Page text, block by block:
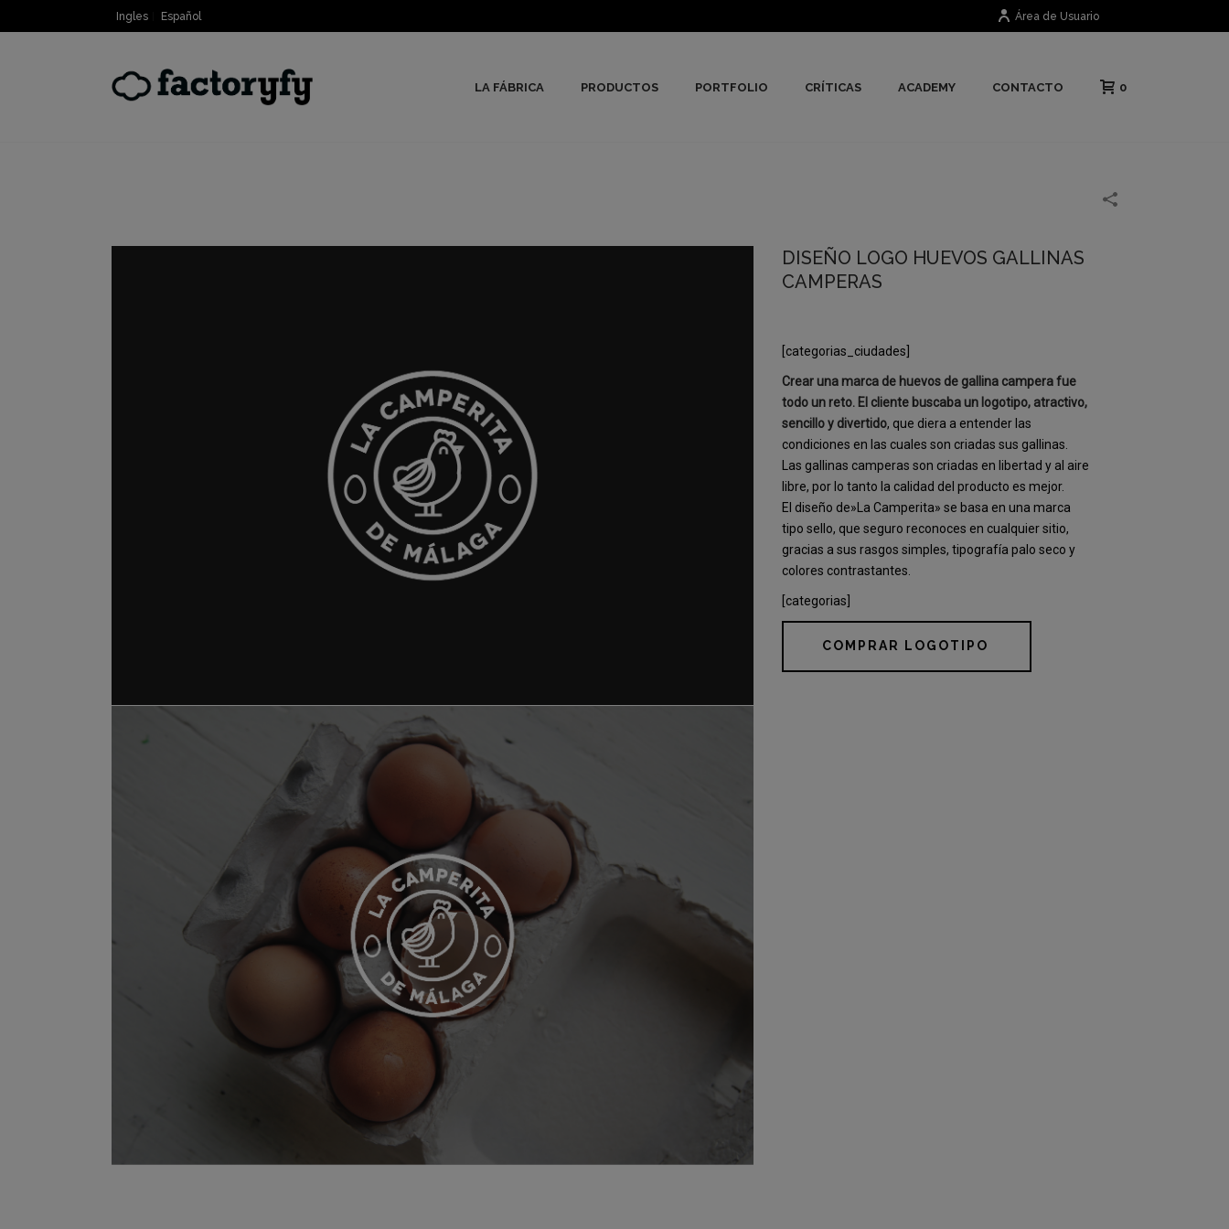
Ingles Español Área de Usuario
LA FÁBRICA PRODUCTOS PORTFOLIO CRÍTICAS ACADEMY CONTACTO 0
DISEÑO LOGO HUEVOS GALLINAS
CAMPERAS
[categorias_ciudades]
Crear una marca de huevos de gallina campera fue
todo un reto. El cliente buscaba un logotipo, atractivo,
sencillo y divertido, que diera a entender las
condiciones en las cuales son criadas sus gallinas.
Las gallinas camperas son criadas en libertad y al aire
libre, por lo tanto la calidad del producto es mejor.
El diseño de»La Camperita» se basa en una marca
tipo sello, que seguro reconoces en cualquier sitio,
gracias a sus rasgos simples, tipografía palo seco y
colores contrastantes.
[categorias]
COMPRAR LOGOTIPO